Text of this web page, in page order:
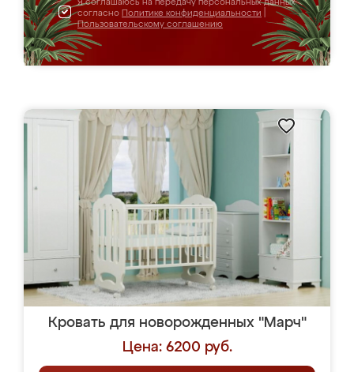
Я соглашаюсь на передачу персональных данных
согласно Политике конфиденциальности
Пользовательскому соглашению
Кровать для новорожденных "Марч"
Цена: 6200 руб.